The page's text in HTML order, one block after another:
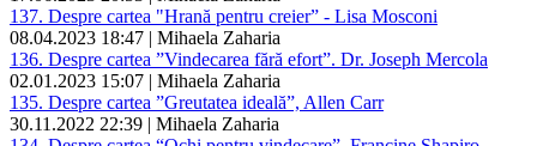
137. Despre cartea "Hrană pentru creier” - Lisa Mosconi
08.04.2023 18:47 | Mihaela Zaharia
136. Despre cartea ”Vindecarea fără efort”. Dr. Joseph Mercola
02.01.2023 15:07 | Mihaela Zaharia
135. Despre cartea ”Greutatea ideală”, Allen Carr
30.11.2022 22:39 | Mihaela Zaharia